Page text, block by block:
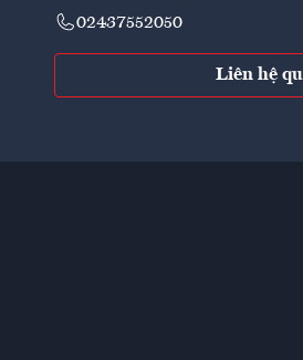
02437552050
Liên hệ